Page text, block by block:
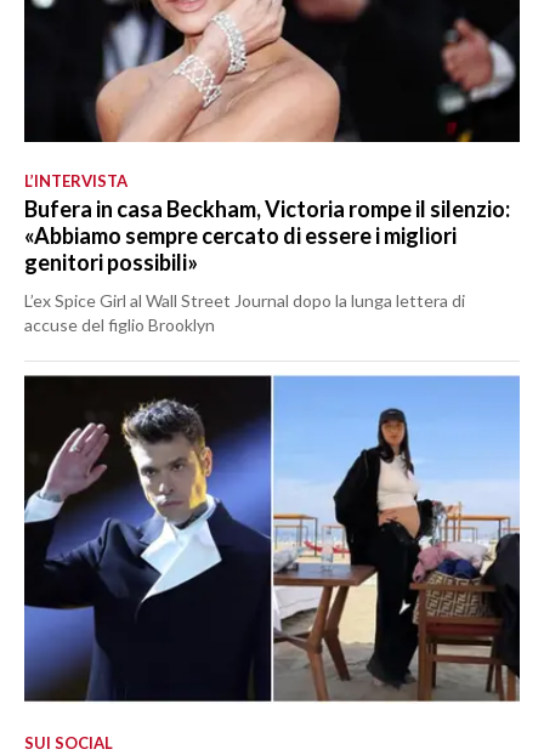
L’INTERVISTA
Bufera in casa Beckham, Victoria rompe il silenzio:
«Abbiamo sempre cercato di essere i migliori
genitori possibili»
L’ex Spice Girl al Wall Street Journal dopo la lunga lettera di
accuse del figlio Brooklyn
SUI SOCIAL